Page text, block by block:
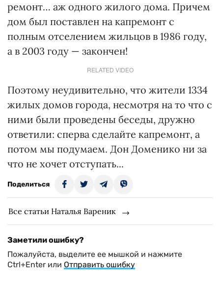
ремонт… аж одного жилого дома. Причем
дом был поставлен на капремонт с
полным отселением жильцов в 1986 году,
а в 2003 году — закончен!
RELATED VIDEO
Поэтому неудивительно, что жители 1334
жилых домов города, несмотря на то что с
ними были проведены беседы, дружно
ответили: сперва сделайте капремонт, а
потом мы подумаем. Дон Доменико ни за
что не хочет отступать...
Поделиться
Все статьи Наталья Вареник
Заметили ошибку?
Пожалуйста, выделите ее мышкой и нажмите
Ctrl+Enter или Отправить ошибку